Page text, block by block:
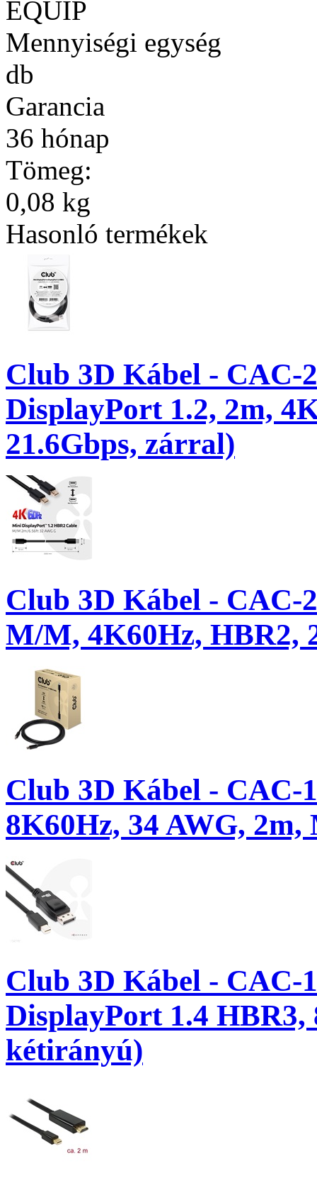
EQUIP
Mennyiségi egység
db
Garancia
36 hónap
Tömeg:
0,08 kg
Hasonló termékek
Club 3D Kábel -
DisplayPort 1.2, 2m,
21.6Gbps, zárral)
Club 3D Kábel - CAC-
M/M, 4K60Hz, HBR2,
Club 3D Kábel - CAC-
8K60Hz, 34 AWG,
Club 3D Kábel - CAC-
DisplayPort 1.4
kétirányú)